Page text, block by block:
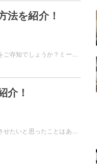
法を紹介！
介！